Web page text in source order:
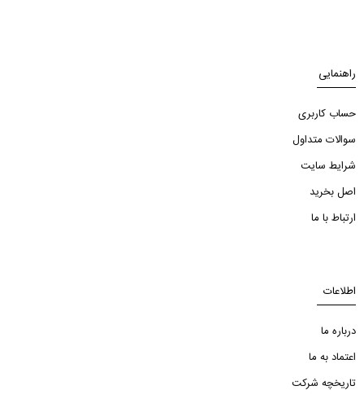
راهنمایی
حساب کاربری
سوالات متداول
شرایط سایت
اصل بخرید
ارتباط با ما
اطلاعات
درباره ما
اعتماد به ما
تاریخچه شرکت